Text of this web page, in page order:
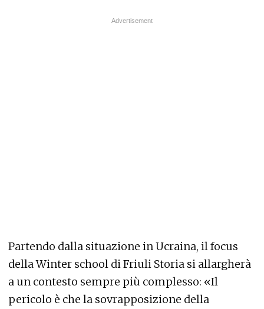
Partendo dalla situazione in Ucraina, il focus
della Winter school di Friuli Storia si allargherà
a un contesto sempre più complesso: «Il
pericolo è che la sovrapposizione della